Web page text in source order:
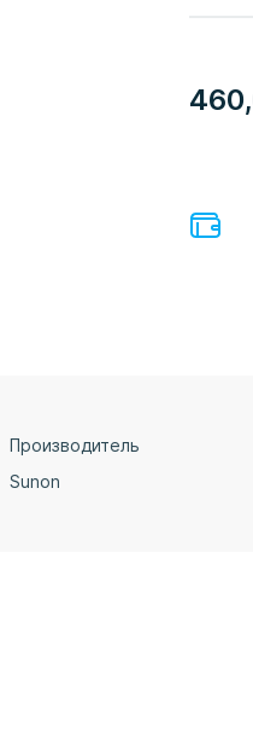
Производитель
Sunon